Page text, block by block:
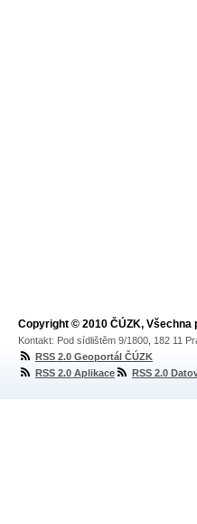
Copyright © 2010 ČÚZK, Všechna
Kontakt: Pod sídlištěm 9/1800, 182 11
RSS 2.0 Geoportál ČÚZK
RSS 2.0 Aplikace
RSS 2.0